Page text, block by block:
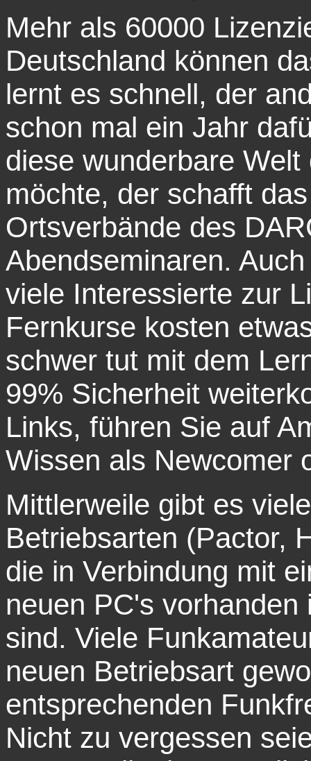
Mehr als 60000
Deutschland können
lernt es schnell, der
schon mal ein Jahr
diese wunderbare
möchte, der schafft
Ortsverbände des
Abendseminaren.
viele Interessierte zur
Fernkurse kosten
schwer tut mit dem
99% Sicherheit
Links, führen Sie auf
Wissen als Newcomer
Mittlerweile gibt es
Betriebsarten (Pactor,
die in Verbindung mit
neuen PC's
sind. Viele
neuen Betriebsart
entsprechenden
Nicht zu vergessen